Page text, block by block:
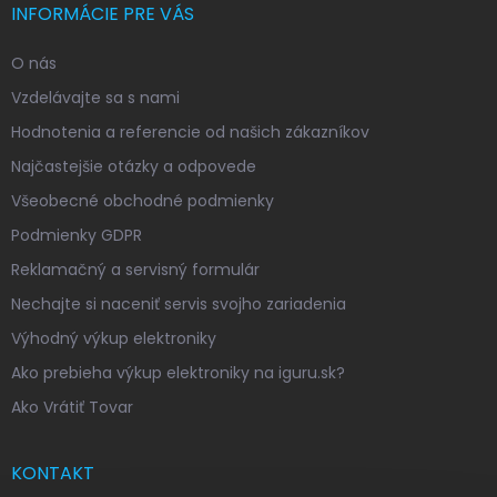
INFORMÁCIE PRE VÁS
O nás
Vzdelávajte sa s nami
Hodnotenia a referencie od našich zákazníkov
Najčastejšie otázky a odpovede
Všeobecné obchodné podmienky
Podmienky GDPR
Reklamačný a servisný formulár
Nechajte si naceniť servis svojho zariadenia
Výhodný výkup elektroniky
Ako prebieha výkup elektroniky na iguru.sk?
Ako Vrátiť Tovar
KONTAKT